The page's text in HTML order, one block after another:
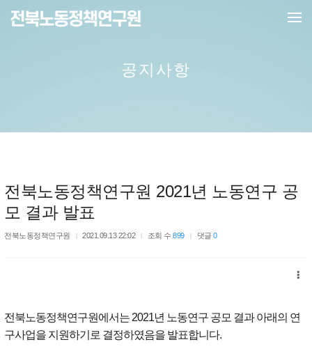
메뉴 건너뛰기
공지사항
전북노동정책연구원 2021년 노동연구 공
모 결과 발표
전북노동정책연구원 2021.09.13 22:02 조회 수899 댓글0
전북노동정책연구원에서는 2021년 노동연구 공모 결과 아래의 연
구사업을 지원하기로 결정하였음을 발표합니다.